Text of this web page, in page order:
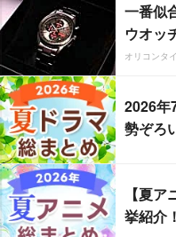
一番似
ウオッ
オリコンタ
2026年
勢ぞろ
【夏
挙紹介！